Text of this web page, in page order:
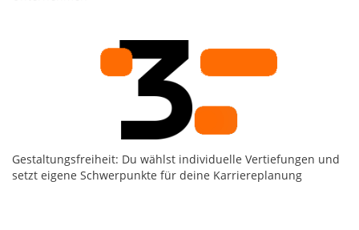
Gestaltungsfreiheit: Du wählst individuelle Vertiefungen und
setzt eigene Schwerpunkte für deine Karriereplanung